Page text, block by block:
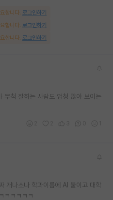
합니다. 로그인하기
합니다. 로그인하기
합니다. 로그인하기
무척 잘하는 사람도 엄청 많아 보이는
개나소나 학과이름에 AI 붙이고 대학
ㅋㅋㅋㅋㅋ